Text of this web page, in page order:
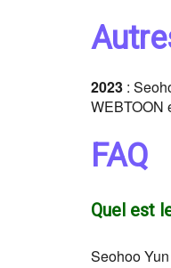
2023 :
WEBTOON
FAQ
Quel est
Seohoo